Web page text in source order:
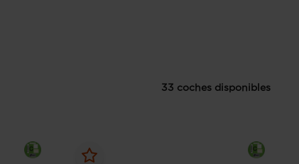
33 coches disponibles